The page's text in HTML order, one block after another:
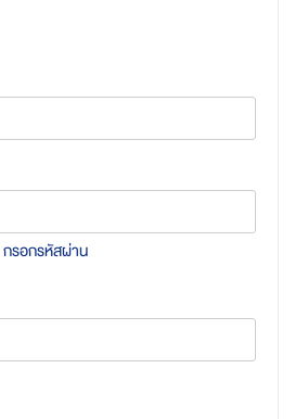
กรอกรหัสผ่าน